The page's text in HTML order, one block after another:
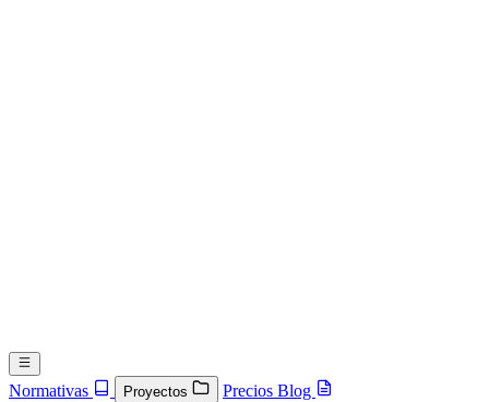
Normativas Proyectos Precios Blog